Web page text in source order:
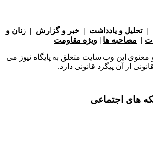
و یادداشت|خبر و گزارش| زنان و
ها|ویژه مقاومت
وب سایت متعلق به پایگاه نیوز می
آن پیگرد قانونی دارد.
اجتماعی